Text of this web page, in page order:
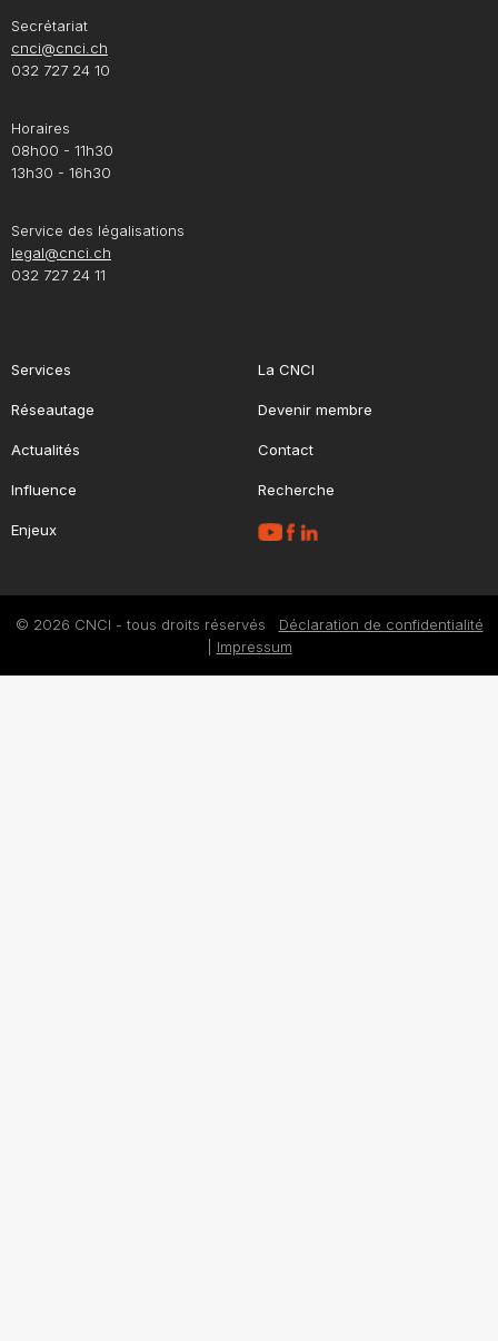
Secrétariat
cnci@cnci.ch
032 727 24 10
Horaires
08h00 - 11h30
13h30 - 16h30
Service des légalisations
legal@cnci.ch
032 727 24 11
Services
Réseautage
Actualités
Influence
Enjeux
La CNCI
Devenir membre
Contact
Recherche
© 2026 CNCI - tous droits réservés Déclaration de confidentialité
Impressum